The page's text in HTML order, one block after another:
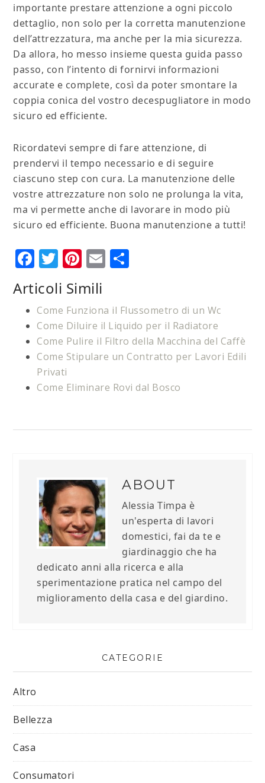
importante prestare attenzione a ogni piccolo
dettaglio, non solo per la corretta manutenzione
dell’attrezzatura, ma anche per la mia sicurezza.
Da allora, ho messo insieme questa guida passo
passo, con l’intento di fornirvi informazioni
accurate e complete, così da poter smontare la
coppia conica del vostro decespugliatore in modo
sicuro ed efficiente.
Ricordatevi sempre di fare attenzione, di
prendervi il tempo necessario e di seguire
ciascuno step con cura. La manutenzione delle
vostre attrezzature non solo ne prolunga la vita,
ma vi permette anche di lavorare in modo più
sicuro ed efficiente. Buona manutenzione a tutti!
Facebook
Twitter
Pinterest
Email
Articoli Simili
Come Funziona il Flussometro di un Wc
Come Diluire il Liquido per il Radiatore
Come Pulire il Filtro della Macchina del Caffè
Come Stipulare un Contratto per Lavori Edili
Privati
Come Eliminare Rovi dal Bosco
ABOUT
Alessia Timpa è
un'esperta di lavori
domestici, fai da te e
giardinaggio che ha
dedicato anni alla ricerca e alla
sperimentazione pratica nel campo del
miglioramento della casa e del giardino.
CATEGORIE
Altro
Bellezza
Casa
Consumatori